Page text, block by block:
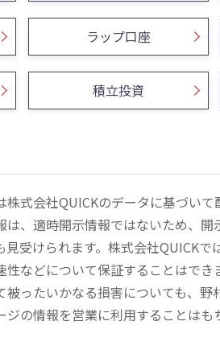
ラップ口座
積立投資
式会社QUICKのデータに基づい
は、適時開示情報ではないため、
受けられます。株式会社QUICK
などについて保証することはで
ったいかなる損害についても、
ジの情報を営業に利用することは